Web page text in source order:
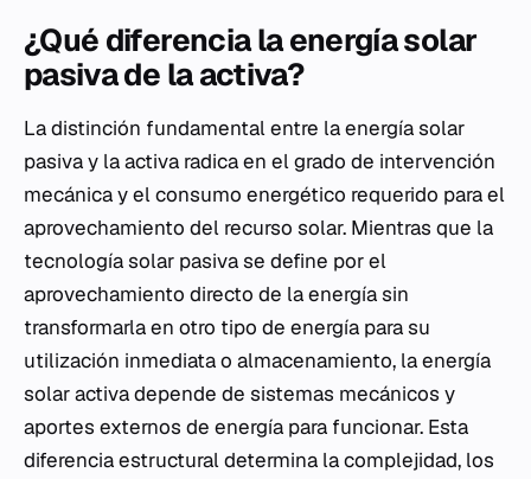
¿Qué diferencia la energía solar
pasiva de la activa?
La distinción fundamental entre la energía solar
pasiva y la activa radica en el grado de intervención
mecánica y el consumo energético requerido para el
aprovechamiento del recurso solar. Mientras que la
tecnología solar pasiva se define por el
aprovechamiento directo de la energía sin
transformarla en otro tipo de energía para su
utilización inmediata o almacenamiento, la energía
solar activa depende de sistemas mecánicos y
aportes externos de energía para funcionar. Esta
diferencia estructural determina la complejidad, los